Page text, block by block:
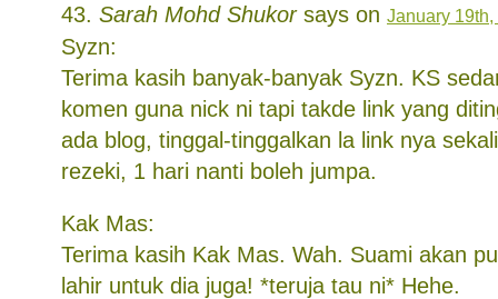
Sarah Mohd Shukorsays on January
Syzn:
Terima kasih banyak-banyak Syzn. KS
komen guna nick ni tapi takde link yang
ada blog, tinggal-tinggalkan la link nya
rezeki, 1 hari nanti boleh jumpa.
Kak Mas:
Terima kasih Kak Mas. Wah. Suami akan
lahir untuk dia juga! *teruja tau ni* Hehe.